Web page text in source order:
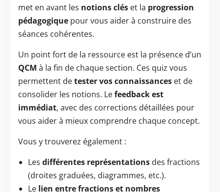
met en avant les notions cléset la progression
pédagogiquepour vous aider à construire des
séances cohérentes.
Un point fort de la ressource est la présence d’un
QCM à la fin de chaque section. Ces quiz vous
permettent detester vos connaissanceset de
consolider les notions. Lefeedback est
immédiat, avec des corrections détaillées pour
vous aider à mieux comprendre chaque concept.
Vous y trouverez également :
Les différentes représentationsdes fractions
(droites graduées, diagrammes, etc.).
Le lien entre fractions et nombres